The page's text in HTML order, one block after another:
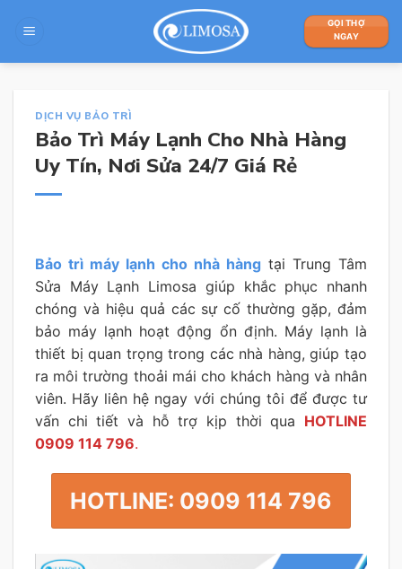
GỌI THỢ
NGAY
DỊCH VỤ BẢO TRÌ
Bảo Trì Máy Lạnh Cho Nhà Hàng
Uy Tín, Nơi Sửa 24/7 Giá Rẻ
Bảo trì máy lạnh cho nhà hàng tại Trung Tâm
Sửa Máy Lạnh Limosa giúp khắc phục nhanh
chóng và hiệu quả các sự cố thường gặp, đảm
bảo máy lạnh hoạt động ổn định. Máy lạnh là
thiết bị quan trọng trong các nhà hàng, giúp tạo
ra môi trường thoải mái cho khách hàng và nhân
viên. Hãy liên hệ ngay với chúng tôi để được tư
vấn chi tiết và hỗ trợ kịp thời qua HOTLINE
0909 114 796.
HOTLINE: 0909 114 796